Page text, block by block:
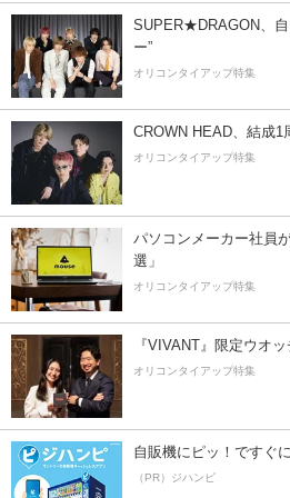
SUPER★DRAGON、自
ー”
オリコンタイアップ特集
CROWN HEAD、結成1
オリコンタイアップ特集
パソコンメーカー社員
選」
オリコンタイアップ特集
『VIVANT』限定ウオ
オリコンタイアップ特集
自販機にピッ！ですぐ
（PR）ジハンピ